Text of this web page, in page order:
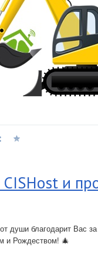
и
души благодарит Вас
и Рождеством! 🎄